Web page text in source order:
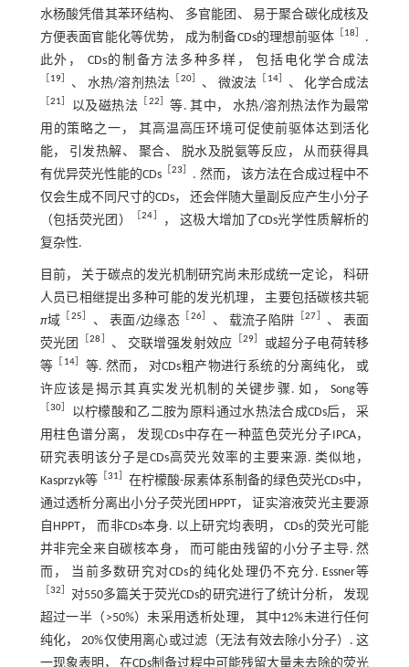
水杨酸凭借其苯环结构、 多官能团、 易于聚合碳化成核及
方便表面官能化等优势， 成为制备CDs的理想前驱体［18］ .
此外， CDs的制备方法多种多样， 包括电化学合成法
［19］ 、 水热/溶剂热法 ［20］ 、 微波法 ［ 14］ 、 化学合成法
［21］ 以及磁热法 ［22］等. 其中， 水热/溶剂热法作为最常
用的策略之一， 其高温高压环境可促使前驱体达到活化
能， 引发热解、 聚合、 脱水及脱氨等反应， 从而获得具
有优异荧光性能的CDs ［23］ . 然而， 该方法在合成过程中不
仅会生成不同尺寸的CDs， 还会伴随大量副反应产生小分子
（包括荧光团）
［24］
， 这极大增加了CDs光学性质解析的
复杂性.
目前， 关于碳点的发光机制研究尚未形成统一定论， 科研
人员已相继提出多种可能的发光机理， 主要包括碳核共轭
π域 ［25］ 、 表面/边缘态 ［26］ 、 载流子陷阱 ［27］ 、 表面
荧光团
［28］ 、 交联增强发射效应 ［29］
或超分子电荷转移
等 ［ 14］ 等. 然而， 对CDs粗产物进行系统的分离纯化， 或
许应该是揭示其真实发光机制的关键步骤. 如， Song等
［30］
以柠檬酸和乙二胺为原料通过水热法合成CDs后， 采
用柱色谱分离， 发现CDs中存在一种蓝色荧光分子IPCA，
研究表明该分子是CDs高荧光效率的主要来源. 类似地，
Kasprzyk等［31］ 在柠檬酸-尿素体系制备的绿色荧光CDs中，
通过透析分离出小分子荧光团HPPT， 证实溶液荧光主要源
自HPPT， 而非CDs本身. 以上研究均表明， CDs的荧光可能
并非完全来自碳核本身， 而可能由残留的小分子主导. 然
而， 当前多数研究对CDs的纯化处理仍不充分. Essner等
［32］
对550多篇关于荧光CDs的研究进行了统计分析， 发现
超过一半（>50%）未采用透析处理， 其中12%未进行任何
纯化， 20%仅使用离心或过滤（无法有效去除小分子）. 这
一现象表明， 在CDs制备过程中可能残留大量未去除的荧光